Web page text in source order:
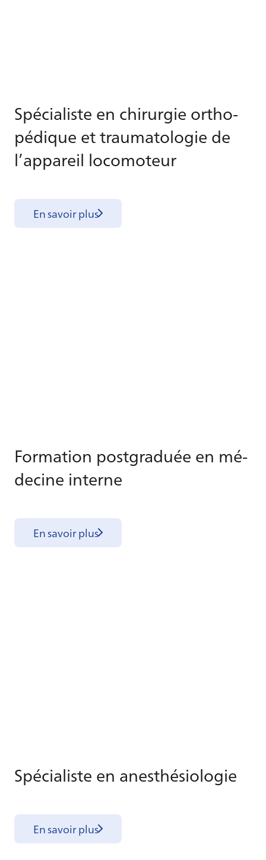
Spé­cia­liste en chi­rur­gie or­tho­
pé­dique et trau­ma­to­lo­gie de
l’ap­pa­reil lo­co­mo­teur
En savoir plus
For­ma­tion post­gra­duée en mé­
de­cine in­terne
En savoir plus
Spé­cia­liste en anes­thé­sio­lo­gie
En savoir plus